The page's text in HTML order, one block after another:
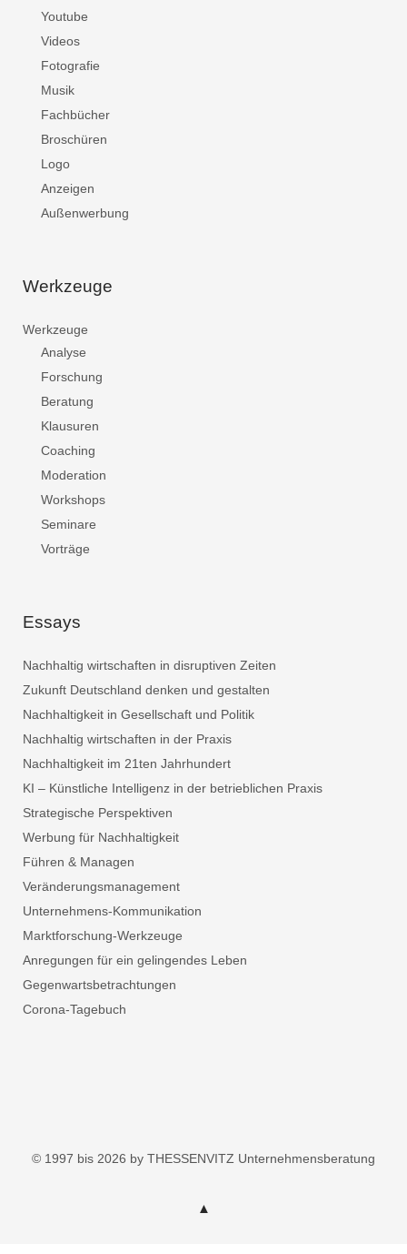
Youtube
Videos
Fotografie
Musik
Fachbücher
Broschüren
Logo
Anzeigen
Außenwerbung
Werkzeuge
Werkzeuge
Analyse
Forschung
Beratung
Klausuren
Coaching
Moderation
Workshops
Seminare
Vorträge
Essays
Nachhaltig wirtschaften in disruptiven Zeiten
Zukunft Deutschland denken und gestalten
Nachhaltigkeit in Gesellschaft und Politik
Nachhaltig wirtschaften in der Praxis
Nachhaltigkeit im 21ten Jahrhundert
KI – Künstliche Intelligenz in der betrieblichen Praxis
Strategische Perspektiven
Werbung für Nachhaltigkeit
Führen & Managen
Veränderungsmanagement
Unternehmens-Kommunikation
Marktforschung-Werkzeuge
Anregungen für ein gelingendes Leben
Gegenwartsbetrachtungen
Corona-Tagebuch
© 1997 bis 2026 by THESSENVITZ Unternehmensberatung